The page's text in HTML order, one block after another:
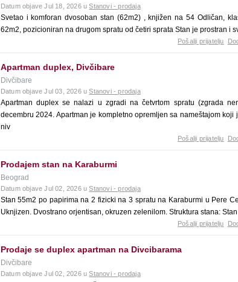
Datum objave Jul 18, 2026 uStanovi - prodaja
Svetao i komforan dvosoban stan (62m2) , knjižen na 54 Odličan,
62m2, pozicioniran na drugom spratu od četiri sprata Stan je prostran i
Pošalji prijatelju
Apartman duplex, Divčibare
Divčibare
Datum objave Jul 03, 2026 uStanovi - prodaja
Apartman duplex se nalazi u zgradi na četvrtom spratu (zgrada
decembru 2024. Apartman je kompletno opremljen sa nameštajom
niv
Pošalji prijatelju
Prodajem stan na Karaburmi
Beograd
Datum objave Jul 02, 2026 uStanovi - prodaja
Stan 55m2 po papirima na 2 fizicki na 3 spratu na Karaburmi u Pere
Uknjizen. Dvostrano orjentisan, okruzen zelenilom. Struktura stana:
Pošalji prijatelju
Prodaje se duplex apartman na Divcibarama
Divčibare
Datum objave Jul 02, 2026 uStanovi - prodaja